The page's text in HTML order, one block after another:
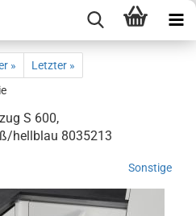
»
Letzter »
S 600,
hellblau 8035213
Sonstige